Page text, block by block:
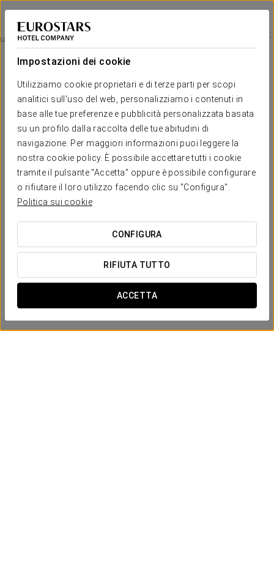
Impostazioni dei cookie
Utilizziamo cookie proprietari e di terze parti per scopi
analitici sull'uso del web, personalizziamo i contenuti in
base alle tue preferenze e pubblicità personalizzata basata
su un profilo dalla raccolta delle tue abitudini di
navigazione. Per maggiori informazioni puoi leggere la
nostra cookie policy. È possibile accettare tutti i cookie
tramite il pulsante "Accetta" oppure è possibile configurare
o rifiutare il loro utilizzo facendo clic su "Configura".
Politica sui cookie
CONFIGURA
RIFIUTA TUTTO
ACCETTA
Exe Sevilla Palmera
SIVIGLIA
Promozioni
Promozioni
Esperienza Romantica
20€